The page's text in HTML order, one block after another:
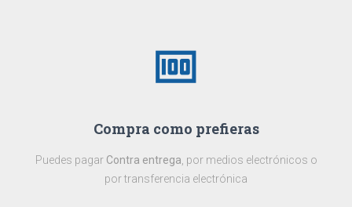
money
Compra como prefieras
Puedes pagar Contra entrega, por medios electrónicos o
por transferencia electrónica